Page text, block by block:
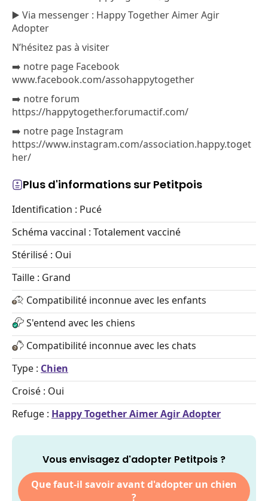
▶️ Via messenger : Happy Together Aimer Agir
Adopter
N’hésitez pas à visiter
➡️ notre page Facebook
www.facebook.com/assohappytogether
➡️ notre forum
https://happytogether.forumactif.com/
➡️ notre page Instagram
https://www.instagram.com/association.happy.toget
her/
Plus d'informations sur Petitpois
Identification : Pucé
Schéma vaccinal : Totalement vacciné
Stérilisé : Oui
Taille : Grand
Compatibilité inconnue avec les enfants
S'entend avec les chiens
Compatibilité inconnue avec les chats
Type : Chien
Croisé : Oui
Refuge : Happy Together Aimer Agir Adopter
Vous envisagez d'adopter Petitpois ?
Que faut-il savoir avant d'adopter un chien
?